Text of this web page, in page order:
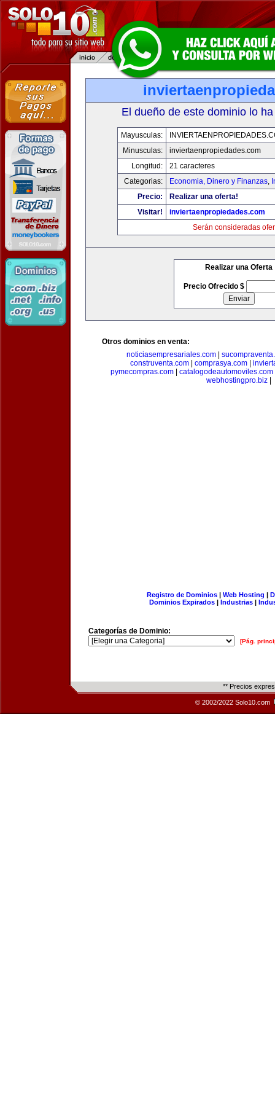
El dueño de este dominio lo
Mayusculas:
Minusculas:
inviertaenpropiedades.com
Longitud:
21 caracteres
Categorias:
Economia, Dinero y Finanzas,
Precio:
Realizar una oferta!
Visitar!
inviertaenpropiedades.com
Serán consideradas
Realizar una Oferta
Precio Ofrecido $
Otros dominios en venta:
noticiasempresariales.com|
construventa.com| comprasya.com|
pymecompras.com| catalogodeautomoviles.com
webhostingpro.biz
Registro de Dominios| Web Hosting |
Dominios Expirados | Industrias |
Categorías de Dominio:
[Pág.
** Precios
© 2002/2022 Solo10.com